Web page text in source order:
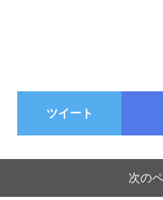
ツイート
次の